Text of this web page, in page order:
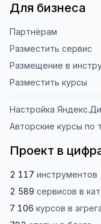
Для бизнеса
Партнёрам
Разместить сервис
Размещение в
Разместить курсы
Настройка
Авторские курсы по
Проект в
2 117 инструментов
2 589 сервисов в
7 106 курсов в